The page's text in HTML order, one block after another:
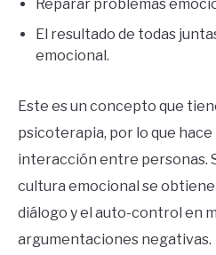
Reparar problemas
El resultado de todas
emocional.
Este es un concepto que
psicoterapia, por lo que hace
interacción entre personas.
cultura emocional se obtiene
diálogo y el auto-control en
argumentaciones negativas.